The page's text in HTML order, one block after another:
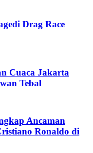
Drag Race
Cuaca Jakarta
Tebal
Ancaman
Ronaldo di